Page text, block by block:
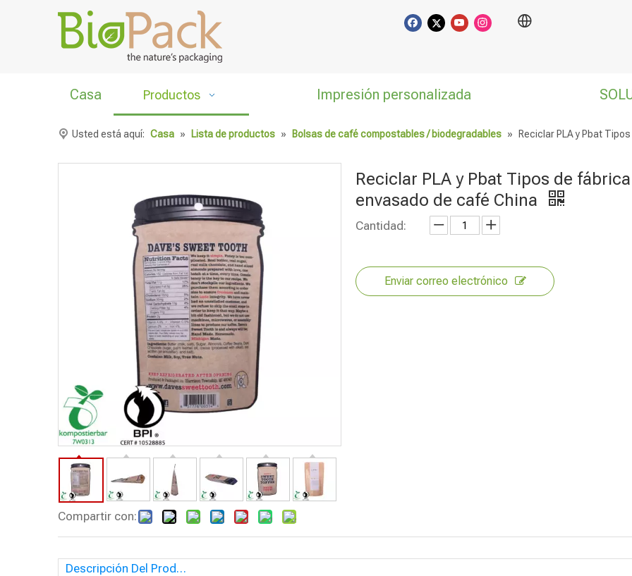
Casa Productos Impresión personalizada
Usted está aquí: Casa » Lista de productos » Bolsas de café compostables / biodegradables » Reciclar PLA y Pbat
Compartir con:
Reciclar PLA y Pbat Tipos de
envasado de café China
Cantidad:
Enviar correo electrónico
Descripción Del Producto